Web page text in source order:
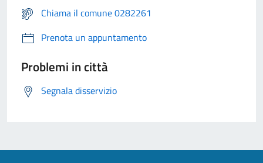
Chiama il comune 0282261
Prenota un appuntamento
Problemi in città
Segnala disservizio